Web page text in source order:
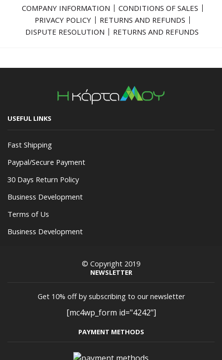
COMPANY INFORMATION
CONDITIONS OF SALES
PRIVACY POLICY
RETURNS AND REFUNDS
DISPUTE RESOLUTION
RETURNS AND REFUNDS
USEFUL LINKS
Fast Shipping
Paypal/Secure Payment
30 Days Return Policy
Business Development
Terms of Us
Business Development
© Copyright 2019
NEWSLETTER
Get 10% off by subscribing to our newsletter
[mc4wp_form id="4242"]
PAYMENT METHODS